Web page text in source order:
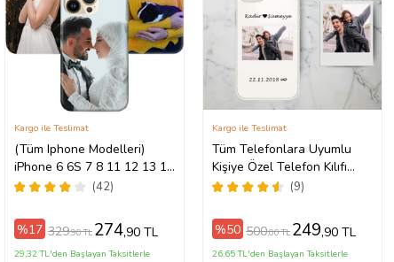
(Tüm Iphone Modelleri)
iPhone 6 6S 7 8 11 12 13 14
15 16 17 Pro Max Plus Mini
Fotoğraflı Kılıf
(42)
Kargo ile Teslimat
%17 329,90 TL 274,90 TL
29,32 TL'den Başlayan Taksitlerle
Tüm Telefonlara Uyumlu
Kişiye Özel Telefon Kılıfı
Tüm Modeller Açıklamada
(9)
Kargo ile Teslimat
%50 500,00 TL 249,90 TL
26,65 TL'den Başlayan Taksitlerle